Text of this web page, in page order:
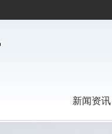
新闻资讯